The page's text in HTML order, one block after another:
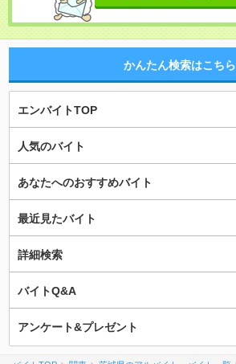
かんたん検索はこちら
エンバイトTOP
人気のバイト
あなたへのおすすめバイト
最近見たバイト
詳細検索
バイトQ&A
アンケート&プレゼント